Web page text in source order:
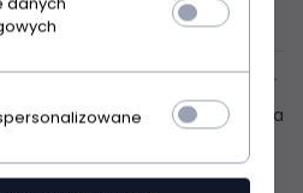
czerwonaZmysłowa koszulka